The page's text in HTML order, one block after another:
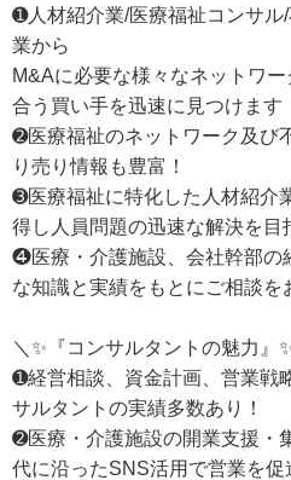
➊人材紹介業/医療福祉コンサル
業から
M&Aに必要な様々なネットワ
合う買い手を迅速に見つけます
➋医療福祉のネットワーク及び
り売り情報も豊富！
➌医療福祉に特化した人材紹介
得し人員問題の迅速な解決を目
❹医療・介護施設、会社幹部の
な知識と実績をもとにご相談を
＼✨『コンサルタントの魅力』
➊経営相談、資金計画、営業戦
サルタントの実績多数あり！
➋医療・介護施設の開業支援・
代に沿ったSNS活用で営業を促